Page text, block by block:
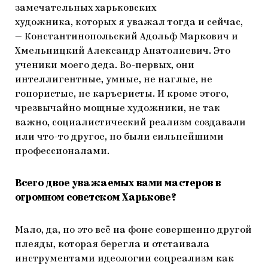
замечательных харьковских
художника, которых я уважал тогда и сейчас,
— Константинопольский Адольф Маркович и
Хмельницкий Александр Анатолиевич. Это
ученики моего деда. Во-первых, они
интеллигентные, умные, не наглые, не
гонористые, не каръеристы. И кроме этого,
чрезвычайно мощные художники, не так
важно, социалистический реализм создавали
или что-то другое, но были сильнейшими
профессионалами.
Всего двое уважаемых вами мастеров в
огромном советском Харькове?
Мало, да, но это всё на фоне совершенно другой
плеяды, которая берегла и отстаивала
инструментами идеологии соцреализм как